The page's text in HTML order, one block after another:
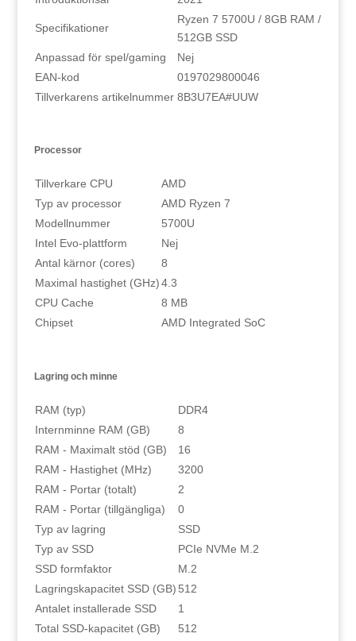
Specifikationer
Ryzen 7 5700U / 8GB RAM /
512GB SSD
Anpassad för spel/gaming
Nej
EAN-kod
0197029800046
Tillverkarens artikelnummer 8B3U7EA#UUW
Processor
Tillverkare CPU
AMD
Typ av processor
AMD Ryzen 7
Modellnummer
5700U
Intel Evo-plattform
Nej
Antal kärnor (cores)
8
Maximal hastighet (GHz)4.3
CPU Cache
8 MB
Chipset
AMD Integrated SoC
Lagring och minne
RAM (typ)
DDR4
Internminne RAM (GB)
8
RAM - Maximalt stöd (GB)
16
RAM - Hastighet (MHz)
3200
RAM - Portar (totalt)
2
RAM - Portar (tillgängliga)
0
Typ av lagring
SSD
Typ av SSD
PCIe NVMe M.2
SSD formfaktor
M.2
Lagringskapacitet SSD (GB) 512
Antalet installerade SSD
1
Total SSD-kapacitet (GB)
512